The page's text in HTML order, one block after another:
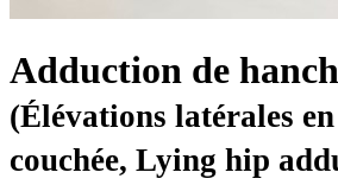
Adduction de
(Élévations latérales
couchée, Lying hip